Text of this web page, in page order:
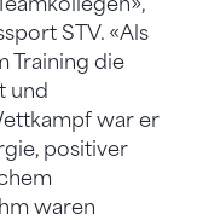
STV. «Als
Training die
und
war er
positiver
waren